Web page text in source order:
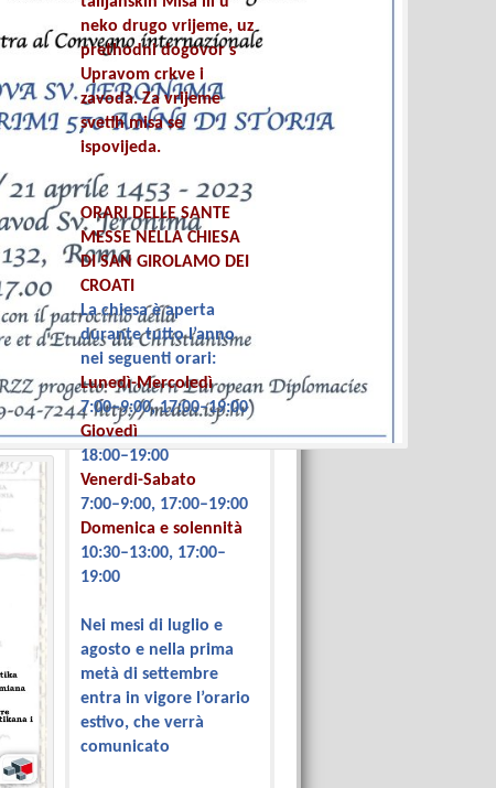
neko drugo vrijeme, uz
prethodni dogovor s
Upravom crkve i
zavoda. Za vrijeme
svetih misa se
ispovijeda.
ORARI DELLE SANTE
MESSE NELLA CHIESA
DI SAN GIROLAMO DEI
CROATI
La chiesa è aperta
durante tutto l’anno
nei seguenti orari:
Lunedì-Mercoledì
7:00–9:00, 17:00–19:00
Giovedì
18:00–19:00
Venerdi-Sabato
7:00–9:00, 17:00–19:00
Domenica e solennità
10:30–13:00, 17:00–
19:00
Nei mesi di luglio e
agosto e nella prima
metà di settembre
entra in vigore l’orario
estivo, che verrà
comunicato